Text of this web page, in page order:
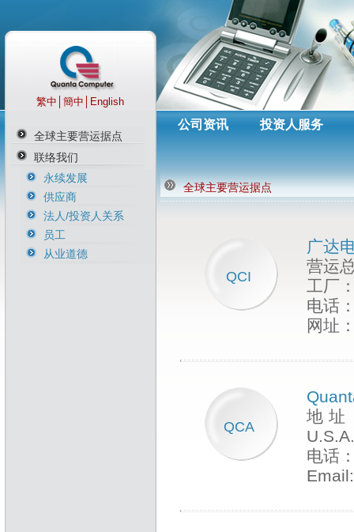
繁中 簡中 English
全球主要营运据点
联络我们
永续发展
供应商
法人/投资人关系
员工
从业道德
公司资讯 投资人服务
全球主要营运据点
QCI
广达
营运
工厂
电话
网址
QCA
地址
U.S.A.
电话